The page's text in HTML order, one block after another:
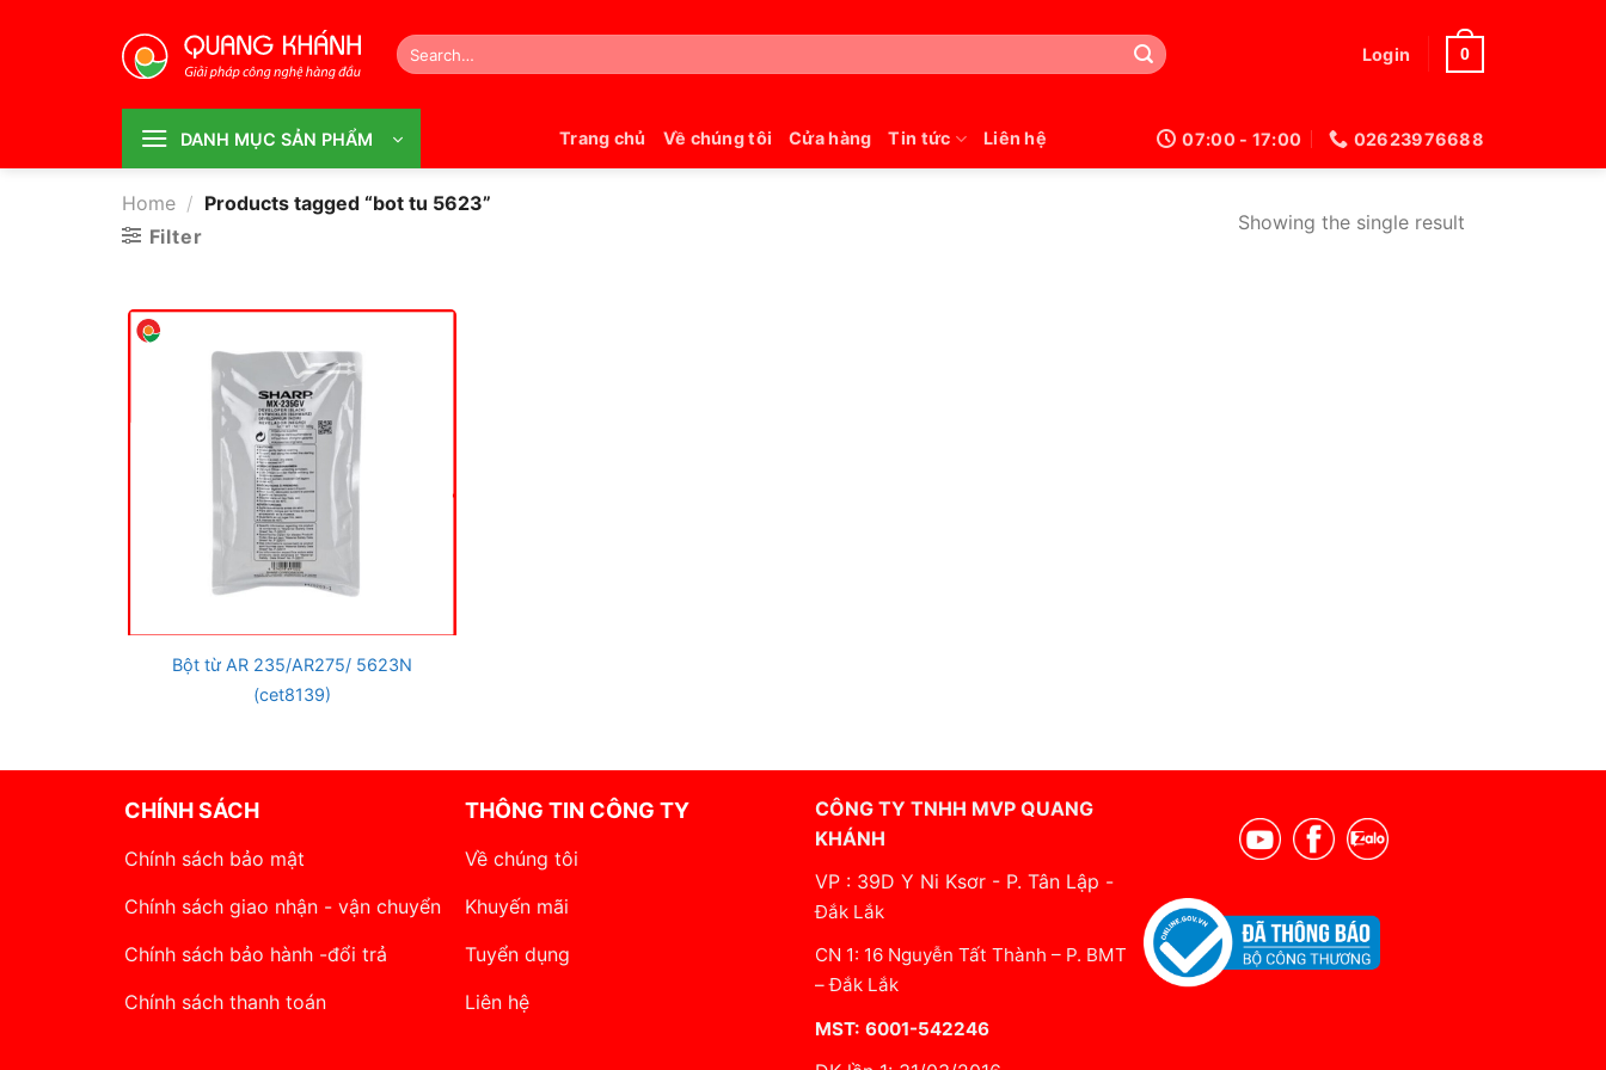
Search
for:
Login 0
DANH MỤC SẢN PHẨM Trang chủ Về chúng tôi Cửa hàng Tin tức Liên hệ 07:00 - 17:00 02623976688
Home / Products tagged “bot tu 5623”
Filter
Showing the single result
Bột từ AR 235/AR275/ 5623N
(cet8139)
CHÍNH SÁCH
Chính sách bảo mật
Chính sách giao nhận - vận chuyển
Chính sách bảo hành -đổi trả
Chính sách thanh toán
THÔNG TIN CÔNG TY
Về chúng tôi
Khuyến mãi
Tuyển dụng
Liên hệ
CÔNG TY TNHH MVP QUANG
KHÁNH
VP : 39D Y Ni Ksơr - P. Tân Lập -
Đắk Lắk
CN 1: 16 Nguyễn Tất Thành – P. BMT
– Đắk Lắk
MST: 6001-542246